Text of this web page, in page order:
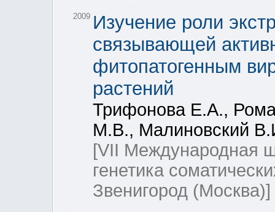
2009 Изучение роли
связывающей
фитопатогенным
растений
Трифонова Е.А.,
М.В., Малиновский
[VII Международная
генетика
Звенигород (Москва)]